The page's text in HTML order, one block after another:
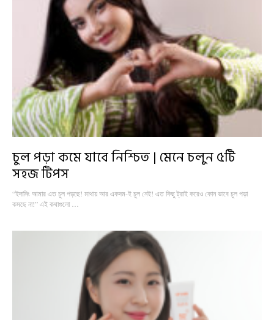
চুল পড়া কমে যাবে নিশ্চিত | মেনে চলুন ৫টি
সহজ টিপস
“ইদানিং আমার এত চুল পড়ছে! মাথায় আর একদম-ই চুল নেই! এত কিছু ট্রাই করেও কোন ভাবে চুল পড়া
কমছে না!” এই কথাগুলো …